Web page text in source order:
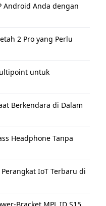
Android Anda dengan
2 Pro yang Perlu
untuk
Berkendara di Dalam
Headphone Tanpa
IoT Terbaru di